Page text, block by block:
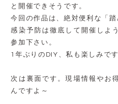
と開催できそうです。
今回の作品は、絶対便利な「
感染予防は徹底して開催しよ
参加下さい。
1年ぶりのDIY、私も楽しみで
次は裏面です。現場情報やお
んですよ～